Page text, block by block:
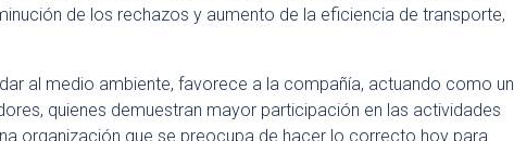
de los rechazos y aumento de la eficiencia de transporte,
al medio ambiente, favorece a la compañía, actuando como un
quienes demuestran mayor participación en las actividades
organización que se preocupa de hacer lo correcto hoy para